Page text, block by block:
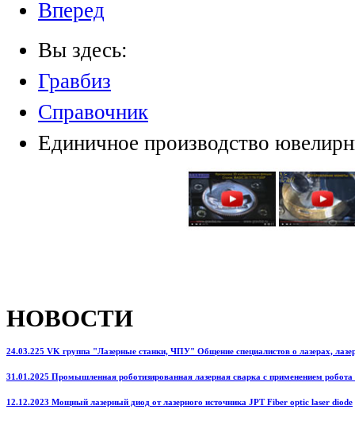
Вперед
Вы здесь:
Гравбиз
Справочник
Единичное производство
НОВОСТИ
24.03.225 VK группа "Лазерные станки, ЧПУ" Общение специалистов о лазерах,
31.01.2025 Промышленная роботизированная лазерная сварка с применением
12.12.2023 Мощный лазерный диод от лазерного источника JPT Fiber optic laser diode